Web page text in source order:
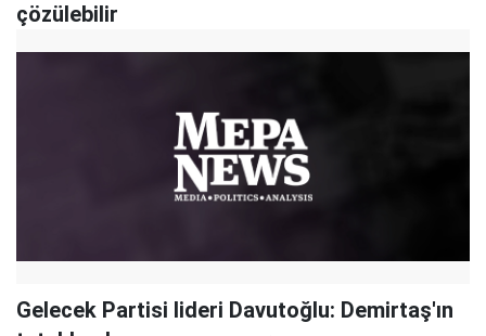
çözülebilir
Gelecek Partisi lideri Davutoğlu: Demirtaş'ın